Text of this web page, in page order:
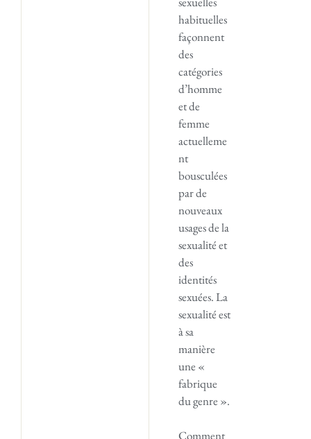
habituelles
façonnent
des
catégories
d’homme
et de
femme
actuelleme
nt
bousculées
par de
nouveaux
usages de la
sexualité et
des
identités
sexuées. La
sexualité est
à sa
manière
une «
fabrique
du genre ».
Comment